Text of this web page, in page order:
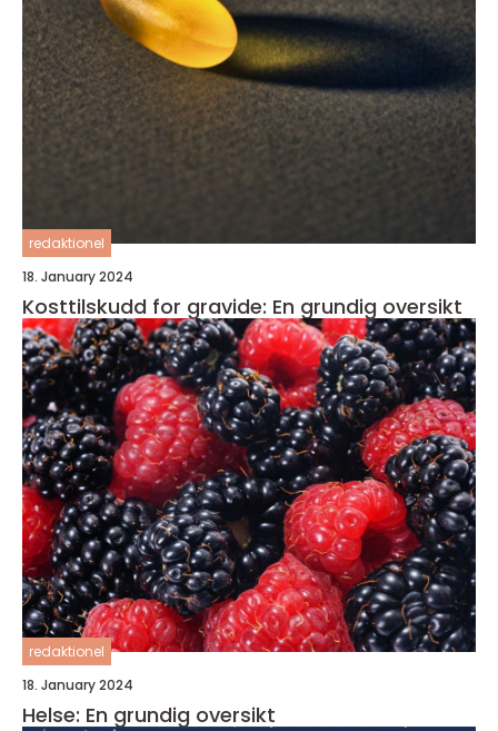
redaktionel
18. January 2024
Kosttilskudd for gravide: En grundig oversikt
redaktionel
18. January 2024
Helse: En grundig oversikt